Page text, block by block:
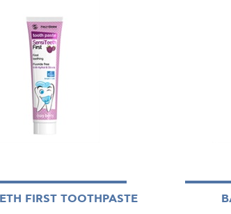
FIRST TOOTHPASTE